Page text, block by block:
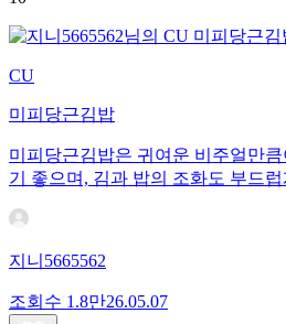
CU
미피당근김밥
미피당근김밥은 귀여운 비주얼만
기 좋으며, 김과 밥의 조화도 부드
지니5665562
조회수 1.8만26.05.07